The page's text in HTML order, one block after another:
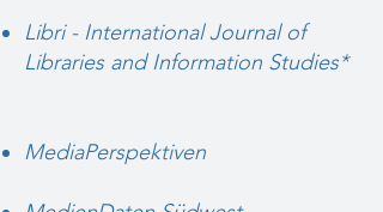
Libri - International Journal of
Libraries and Information Studies*
MediaPerspektiven